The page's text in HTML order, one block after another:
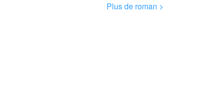
Plus de roman >